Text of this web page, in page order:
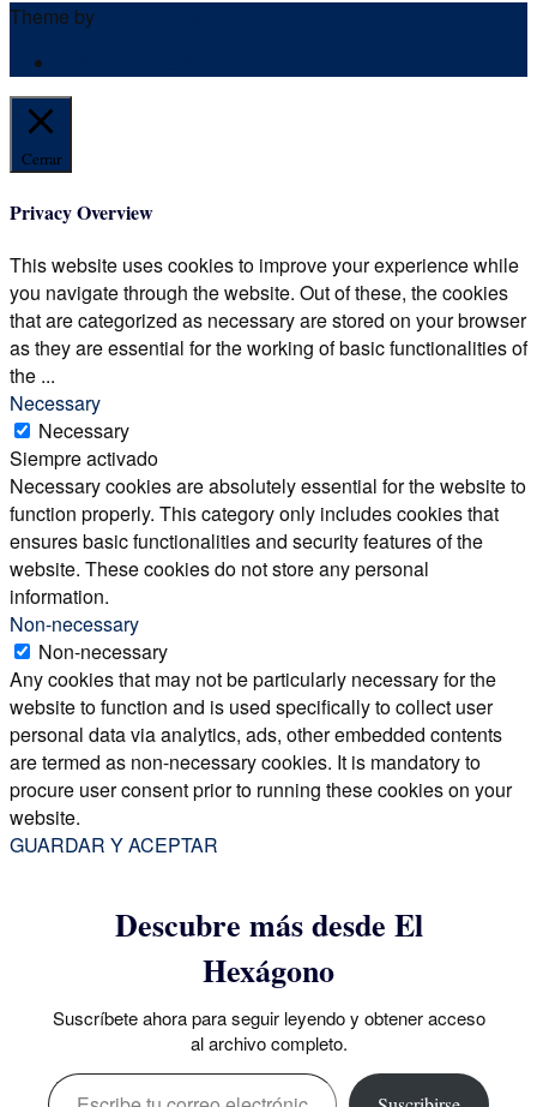
Theme by
Cerrar
Privacy Overview
This website uses cookies to improve your experience while
you navigate through the website. Out of these, the cookies
that are categorized as necessary are stored on your browser
as they are essential for the working of basic functionalities of
the ...
Necessary
Necessary
Siempre activado
Necessary cookies are absolutely essential for the website to
function properly. This category only includes cookies that
ensures basic functionalities and security features of the
website. These cookies do not store any personal
information.
Non-necessary
Non-necessary
Any cookies that may not be particularly necessary for the
website to function and is used specifically to collect user
personal data via analytics, ads, other embedded contents
are termed as non-necessary cookies. It is mandatory to
procure user consent prior to running these cookies on your
website.
GUARDAR Y ACEPTAR
Descubre más desde El
Hexágono
Suscríbete ahora para seguir leyendo y obtener acceso
al archivo completo.
Escribe tu correo electrónico…